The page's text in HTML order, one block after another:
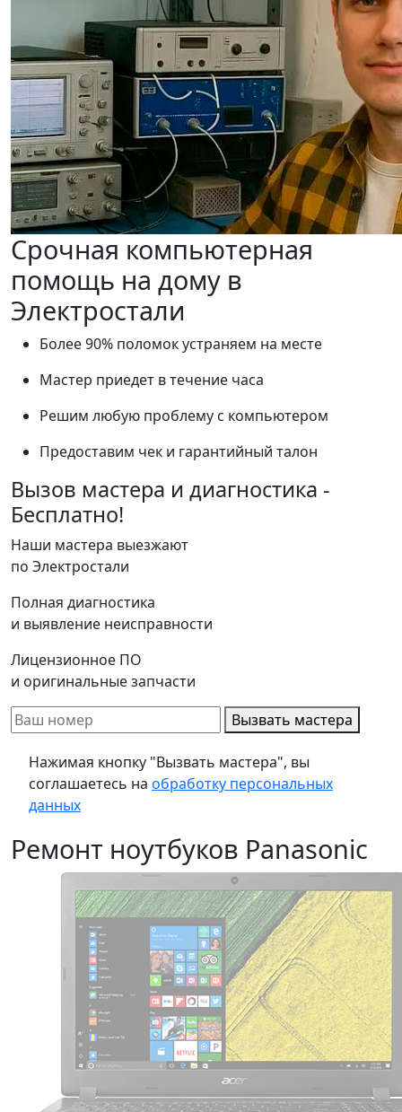
Срочная компьютерная
помощь на дому в
Электростали
Более 90% поломок устраняем на месте
Мастер приедет в течение часа
Решим любую проблему с компьютером
Предоставим чек и гарантийный талон
Вызов мастера и диагностика -
Бесплатно!
Наши мастера выезжают
по Электростали
Полная диагностика
и выявление неисправности
Лицензионное ПО
и оригинальные запчасти
Вызвать мастера
Нажимая кнопку "Вызвать мастера", вы
соглашаетесь на обработку персональных
данных
Ремонт ноутбуков Panasonic